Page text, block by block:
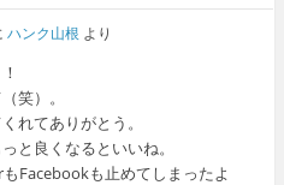
ハンク山根 より
笑）。
れてありがとう。
と良くなるといいね。
Facebookも止めてしまったよ